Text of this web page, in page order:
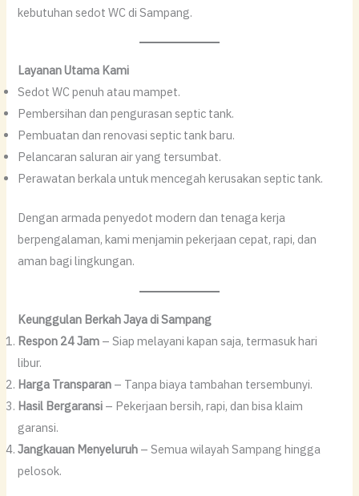
kebutuhan sedot WC di Sampang.
Layanan Utama Kami
Sedot WC penuh atau mampet.
Pembersihan dan pengurasan septic tank.
Pembuatan dan renovasi septic tank baru.
Pelancaran saluran air yang tersumbat.
Perawatan berkala untuk mencegah kerusakan septic tank.
Dengan armada penyedot modern dan tenaga kerja
berpengalaman, kami menjamin pekerjaan cepat, rapi, dan
aman bagi lingkungan.
Keunggulan Berkah Jaya di Sampang
Respon 24 Jam – Siap melayani kapan saja, termasuk hari
libur.
Harga Transparan – Tanpa biaya tambahan tersembunyi.
Hasil Bergaransi – Pekerjaan bersih, rapi, dan bisa klaim
garansi.
Jangkauan Menyeluruh – Semua wilayah Sampang hingga
pelosok.